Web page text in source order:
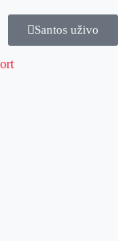
Santos uživo